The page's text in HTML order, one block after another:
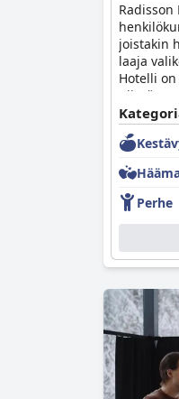
joistakin
laaja
Hotelli
niissä
etsivät
Perhe